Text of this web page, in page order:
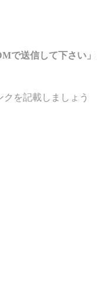
で送信して下さい」
クを記載しましょう